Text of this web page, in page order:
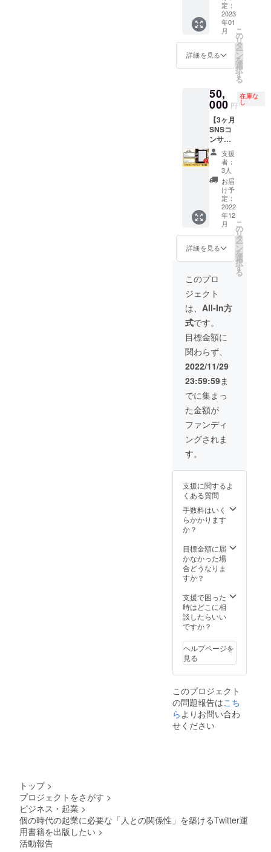
す。
(1ヶ月
の上限
15回) ※
俗に反
する投
ワーク
販売や
企業イ
メージ
が相違
する場
合等、
掲載を
お断り
させて
いただ
く場合
があり
ます。
お断り
いただ
いた場
いても
返金は
いたし
かねま
す。
自の価
値提供
ができ
る発信
バイス
④マネ
の企画
立案と
集客方
法のア
ドバイ
ス ⑤企
業さま
の採用
ニーズ
の場合
は、実
際に働
いてい
る方の
価値観
像の深
掘り。
投稿の
作成方
法のア
ドバイ
ス 日
程：
2023年
1月〜6
月の間
に1回
場所：
オンラ
イン
zoomに
て開催
（動作
環境：
PC／ス
回のコ
ンサル
ティン
グ60分
※日程な
ど詳細
連絡さ
せてい
ただき
引用リ
ツイー
トをし
た場合
の一例
です。
レッ
ション
の増加
を確約
するも
のでは
ありま
コーチ
ング60
程など
詳細は
メール
だきま
す。
名限定
です。
内容：
転職の
お悩
み、強
人、雑
談も
OK！ 日
程：
2023年
1月〜6
月の間
に初回
利用開
始(3ヶ
月間で
上限6
回) 場
所：オ
ンライ
ン
zoomに
環境：
マホ）
時間：1
コーチ
ング60
分 ※日
程など
詳細は
にて連
絡させ
ていた
だきま
す。
フォロ
ワー2.4
万人の
ひまわ
りコー
チ りょ
うじが
引用リ
トで1回
あなた
の紹介
や告知
をお手
伝いし
ます。
https://t
witter.c
om/RY
OJI_PO
RSCHE
クラウ
ドファ
ンディ
ング終
了後、
メッ
セージ
機能に
て支援
者様個
別に連
絡方法
をお知
らせし
ます。
10名限
定で
す。
《リ
ターン
実行の
流れ》
引用し
イート
内容を
DMにて
個別に
確認さ
せてい
↓ 引用
リツ
イート
だくの
で
Twitter
通知を
いただ
く。 ↓
リター
ン実行
※有効期
限は
2023年
1月から
1年間の
販売や
定：
2023
年01
月
詳細を見る
こ
の
リ
タ
ー
ン
を
選
択
す
る
50,
000 円
在庫な
し
【3ヶ月
SNSコ
ンサル
ティン
グ＋電
子書
籍】 ひ
まわり
コーチ
りょう
じによ
Twitter
運用コ
ンサル
を3ヶ月
間受け
ること
ができ
る権利
です。
3ヶ月間
で受け
られる
コンサ
ルティ
ングの
上限は6
回まで
です。
電子書
籍付
き。 3
名限定
①Twitte
フィー
ル、ア
イコ
ン、
ヘッ
統一感
を持た
せるた
めのア
ス ②
フォロ
ワー数
の増減
一憂せ
ず、心
から応
援して
ファン
をつく
る発信
のアド
バイス
みや才
能を引
支援
者：
3人
お届
け予
定：
2022
年12
月
詳細を見る
こ
の
リ
タ
ー
ン
を
選
択
す
る
このプロ
ジェクト
は、 All-In方
式です。
目標金額に
関わらず、
2022/11/29
23:59:59ま
でに集まっ
た金額が
ファンディ
ングされま
す。
支援に関するよ
くある質問
手数料はいく
らかかります
か？
目標金額に届
かなかった場
合どうなりま
すか？
支援で困った
時はどこに相
談したらいい
ですか？
ヘルプページを
見る
このプロジェクト
の問題報告はこち
ら よりお問い合わ
せください
トップ >
プロジェクトをさがす >
ビジネス・起業 >
個の時代の起業に必要な「人との関係性」を築けるTwitter運
用書籍を出版したい >
活動報告